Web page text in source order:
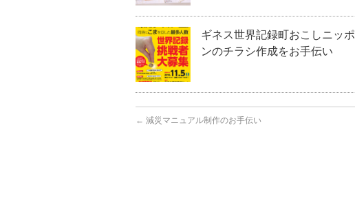
ギネス世界記録町おこしニッポ
ンのチラシ作成をお手伝い
← 減災マニュアル制作のお手伝い